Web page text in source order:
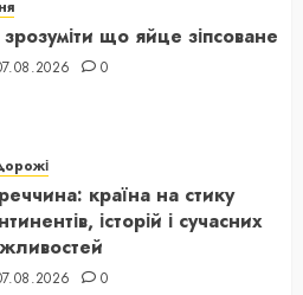
що яйце зіпсоване
0
країна на стику
історій і сучасних
0